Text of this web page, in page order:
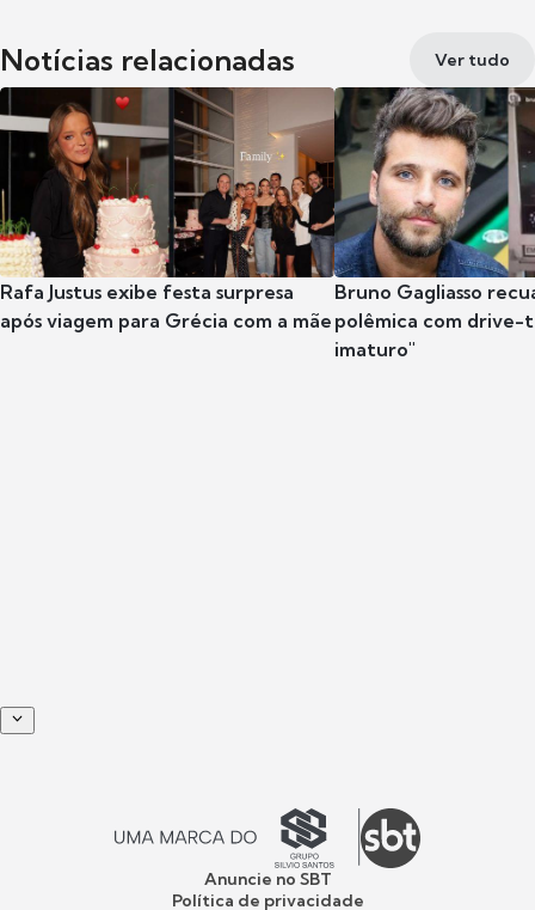
Notícias relacionadas Ver tudo
Rafa Justus exibe festa surpresa
após viagem para Grécia com a mãe
Bruno Gagliasso
polêmica com drive-
imaturo"
Anuncie no SBT
Política de privacidade